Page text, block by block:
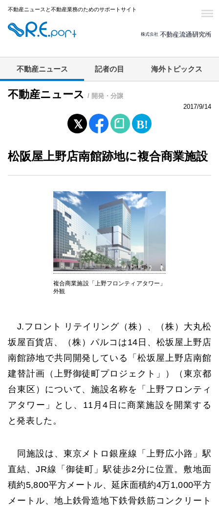
不動産ニュースと不動産業務のためのサポートサイト
不動産ニュース 記者の目 海外トピックス
不動産ニュース / 開発・分譲
2017/9/14
松阪屋上野店南館跡地に複合商業施設
複合商業施設「上野フロンティアタワー」
外観
J.フロント リテイリング（株）、（株）大丸松
坂屋百貨店、（株）パルコは14日、松坂屋上野店
南館跡地で共同開発している「松坂屋上野店南館
建替計画（上野御徒町プロジェクト」）（東京都
台東区）について、施設名称を「上野フロンティ
アタワー」とし、11月4日に商業施設を開業する
と発表した。
同施設は、東京メトロ銀座線「上野広小路」駅
直結、JR線「御徒町」駅徒歩2分に位置。敷地面
積約5,800平方メートル、延床面積約4万1,000平方
メートル、地上鉄骨造地下鉄骨鉄筋コンクリート